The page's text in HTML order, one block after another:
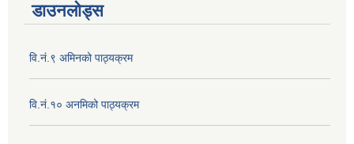
डाउनलोड्स
वि.नं.९ अमिनको पाठ्यक्रम
वि.नं.१० अनमिको पाठ्यक्रम